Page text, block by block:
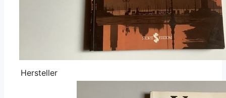
Hersteller